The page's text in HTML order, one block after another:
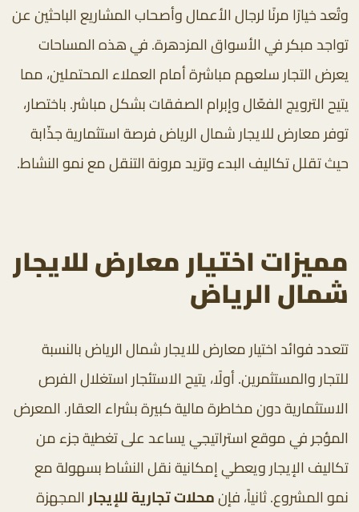
وتُعد خيارًا مرنًا لرجال الأعمال وأصحاب المشاريع الباحثين عن
تواجد مبكر في الأسواق المزدهرة. في هذه المساحات
يعرض التجار سلعهم مباشرة أمام العملاء المحتملين، مما
يتيح الترويج الفعّال وإبرام الصفقات بشكل مباشر. باختصار،
توفر معارض للايجار شمال الرياض فرصة استثمارية جذّابة
حيث تقلل تكاليف البدء وتزيد مرونة التنقل مع نمو النشاط.
مميزات اختيار معارض للايجار
شمال الرياض
تتعدد فوائد اختيار معارض للايجار شمال الرياض بالنسبة
للتجار والمستثمرين. أولًا، يتيح الاستئجار استغلال الفرص
الاستثمارية دون مخاطرة مالية كبيرة بشراء العقار. المعرض
المؤجر في موقع استراتيجي يساعد على تغطية جزء من
تكاليف الإيجار ويعطي إمكانية نقل النشاط بسهولة مع
نمو المشروع. ثانياً، فإنمحلات تجارية للإيجارالمجهزة